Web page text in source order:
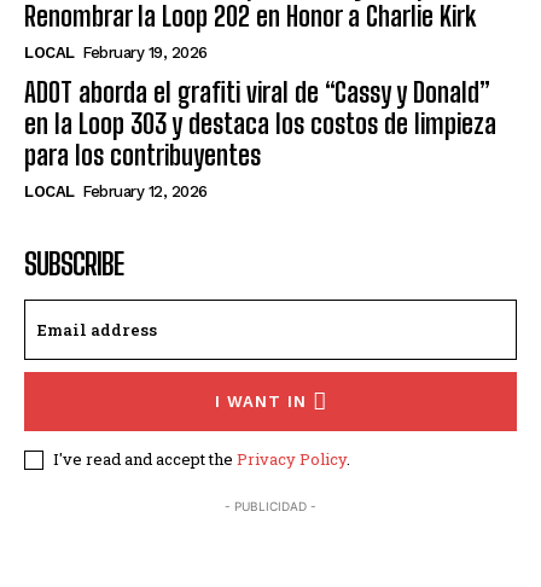
Renombrar la Loop 202 en Honor a Charlie Kirk
LOCAL February 19, 2026
ADOT aborda el grafiti viral de “Cassy y Donald”
en la Loop 303 y destaca los costos de limpieza
para los contribuyentes
LOCAL February 12, 2026
SUBSCRIBE
I WANT IN
I've read and accept the Privacy Policy.
- PUBLICIDAD -